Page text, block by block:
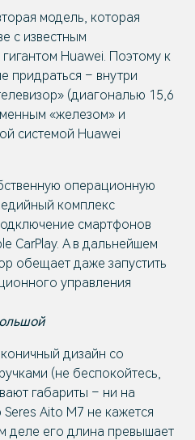
модель, которая
с известным
Huawei. Поэтому к
придраться – внутри
(диагональю 15,6
«железом» и
системой Huawei
операционную
комплекс
смартфонов
CarPlay. А в дальнейшем
обещает даже запустить
управления
дизайн со
(не беспокойтесь,
габариты – ни на
Aito M7 не кажется
деле его длина превышает